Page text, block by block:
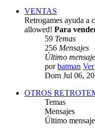
VENTAS
Retrogames ayuda a
allowed! Para
59 Temas
256 Mensajes
Último mensaje
porbatman
Dom Jul 06,
OTROS
Temas
Mensajes
Último mensaje